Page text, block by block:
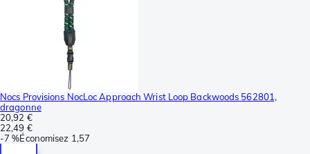
Nocs Provisions NocLoc Approach Wrist Loop Backwoods 562801,
dragonne
20,92 €
22,49 €
-7 %Économisez 1,57